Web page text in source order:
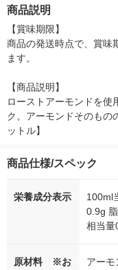
商品説明
【賞味期限】
商品の発送時点で、賞味
ます。
【商品説明】
ローストアーモンドを使
ク。アーモンドそのもの
ットル】
商品仕様/スペック
栄養成分表示
100ml
0.9g
相当量
原材料 ※お
アー